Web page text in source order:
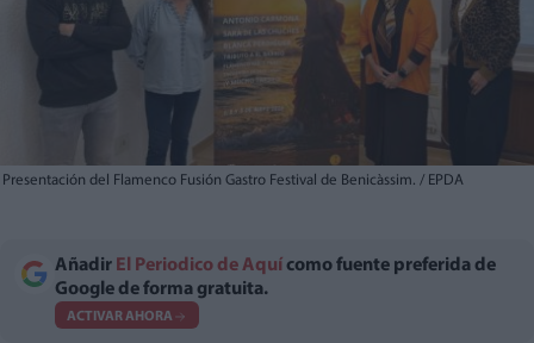
Presentación del Flamenco Fusión Gastro Festival de Benicàssim. / EPDA
Añadir El Periodico de Aquí como fuente preferida de
Google de forma gratuita.
ACTIVAR AHORA